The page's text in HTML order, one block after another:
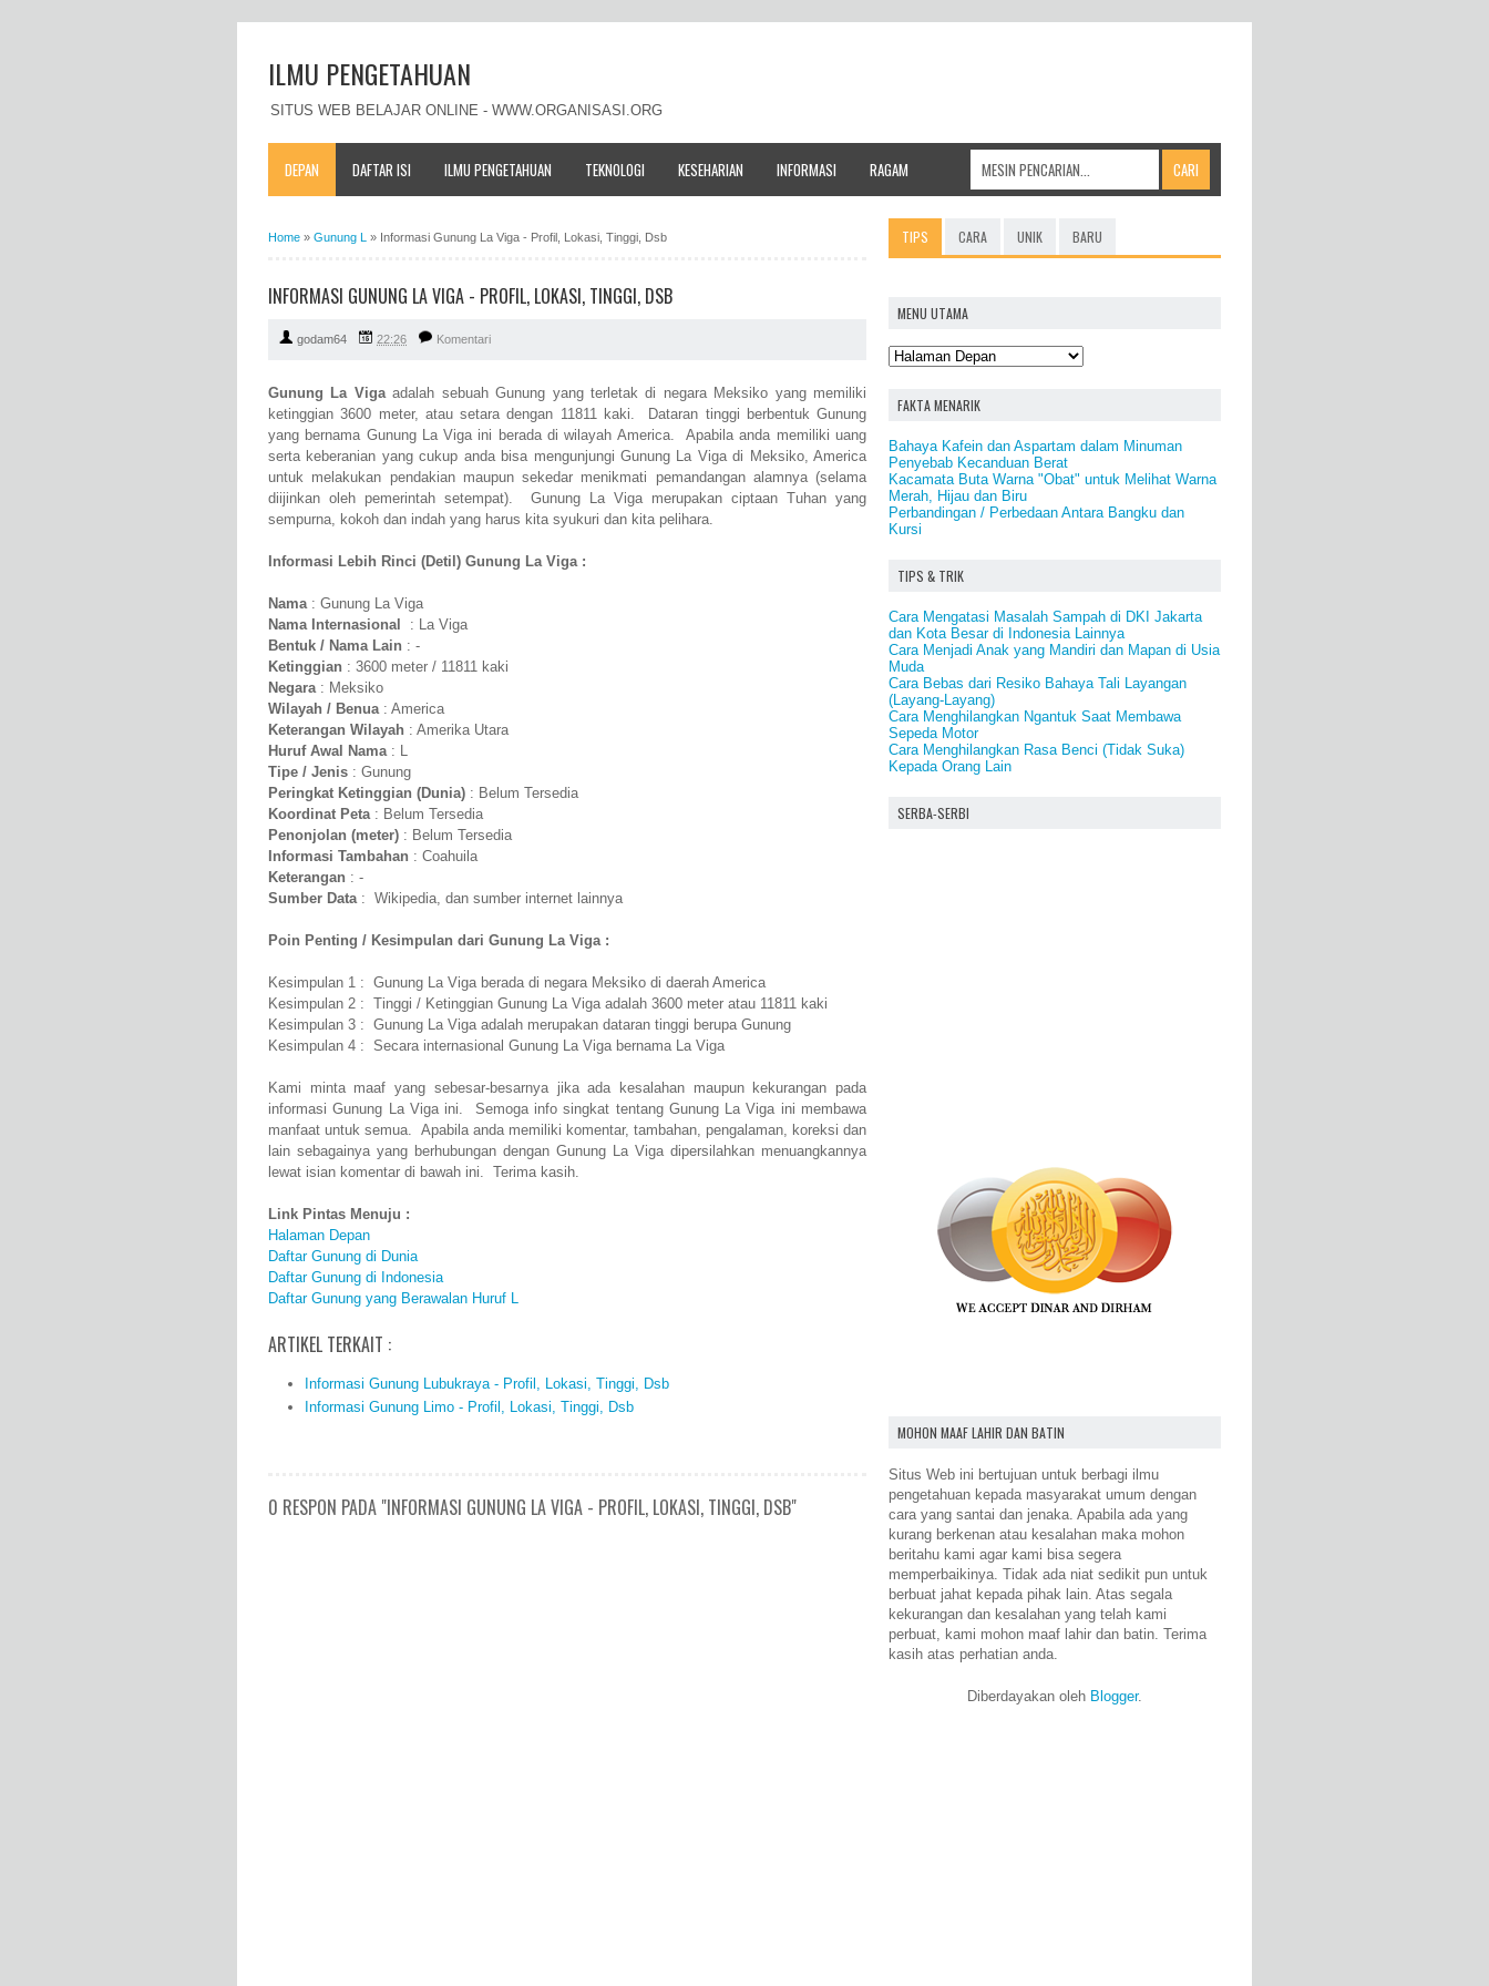
ILMU PENGETAHUAN
SITUS WEB BELAJAR ONLINE - WWW.ORGANISASI.ORG
DEPAN DAFTAR ISI ILMU PENGETAHUAN TEKNOLOGI KESEHARIAN INFORMASI RAGAM
Home » Gunung L » Informasi Gunung La Viga - Profil, Lokasi, Tinggi, Dsb
INFORMASI GUNUNG LA VIGA - PROFIL, LOKASI, TINGGI, DSB
godam64 22:26 Komentari
Gunung La Vigaadalah sebuah Gunung yang terletak di negara Meksiko yang memiliki
ketinggian 3600 meter, atau setara dengan 11811 kaki. Dataran tinggi berbentuk Gunung
yang bernama Gunung La Viga ini berada di wilayah America. Apabila anda memiliki uang
serta keberanian yang cukup anda bisa mengunjungi Gunung La Viga di Meksiko, America
untuk melakukan pendakian maupun sekedar menikmati pemandangan alamnya (selama
diijinkan oleh pemerintah setempat). Gunung La Viga merupakan ciptaan Tuhan yang
sempurna, kokoh dan indah yang harus kita syukuri dan kita pelihara.
Informasi Lebih Rinci (Detil) Gunung La Viga :
Nama: Gunung La Viga
Nama Internasional
: La Viga
Bentuk / Nama Lain : -
Ketinggian : 3600 meter / 11811 kaki
Negara: Meksiko
Wilayah / Benua: America
Keterangan Wilayah : Amerika Utara
Huruf Awal Nama: L
Tipe / Jenis : Gunung
Peringkat Ketinggian (Dunia) : Belum Tersedia
Koordinat Peta: Belum Tersedia
Penonjolan (meter) : Belum Tersedia
Informasi Tambahan : Coahuila
Keterangan : -
Sumber Data: Wikipedia, dan sumber internet lainnya
Poin Penting / Kesimpulan dari Gunung La Viga :
Kesimpulan 1 : Gunung La Viga berada di negara Meksiko di daerah America
Kesimpulan 2 : Tinggi / Ketinggian Gunung La Viga adalah 3600 meter atau 11811 kaki
Kesimpulan 3 : Gunung La Viga adalah merupakan dataran tinggi berupa Gunung
Kesimpulan 4 : Secara internasional Gunung La Viga bernama La Viga
Kami minta maaf yang sebesar-besarnya jika ada kesalahan maupun kekurangan pada
informasi Gunung La Viga ini. Semoga info singkat tentang Gunung La Viga ini membawa
manfaat untuk semua. Apabila anda memiliki komentar, tambahan, pengalaman, koreksi dan
lain sebagainya yang berhubungan dengan Gunung La Viga dipersilahkan menuangkannya
lewat isian komentar di bawah ini. Terima kasih.
Link Pintas Menuju :
Halaman Depan
Daftar Gunung di Dunia
Daftar Gunung di Indonesia
Daftar Gunung yang Berawalan Huruf L
ARTIKEL TERKAIT :
Informasi Gunung Lubukraya - Profil, Lokasi, Tinggi, Dsb
Informasi Gunung Limo - Profil, Lokasi, Tinggi, Dsb
0 RESPON PADA "INFORMASI GUNUNG LA VIGA - PROFIL, LOKASI, TINGGI, DSB"
TIPS CARA UNIK BARU
MENU UTAMA
FAKTA MENARIK
Bahaya Kafein dan Aspartam dalam Minuman
Penyebab Kecanduan Berat
Kacamata Buta Warna "Obat" untuk Melihat Warna
Merah, Hijau dan Biru
Perbandingan / Perbedaan Antara Bangku dan
Kursi
TIPS & TRIK
Cara Mengatasi Masalah Sampah di DKI Jakarta
dan Kota Besar di Indonesia Lainnya
Cara Menjadi Anak yang Mandiri dan Mapan di Usia
Muda
Cara Bebas dari Resiko Bahaya Tali Layangan
(Layang-Layang)
Cara Menghilangkan Ngantuk Saat Membawa
Sepeda Motor
Cara Menghilangkan Rasa Benci (Tidak Suka)
Kepada Orang Lain
SERBA-SERBI
MOHON MAAF LAHIR DAN BATIN
Situs Web ini bertujuan untuk berbagi ilmu
pengetahuan kepada masyarakat umum dengan
cara yang santai dan jenaka. Apabila ada yang
kurang berkenan atau kesalahan maka mohon
beritahu kami agar kami bisa segera
memperbaikinya. Tidak ada niat sedikit pun untuk
berbuat jahat kepada pihak lain. Atas segala
kekurangan dan kesalahan yang telah kami
perbuat, kami mohon maaf lahir dan batin. Terima
kasih atas perhatian anda.
Diberdayakan oleh Blogger.